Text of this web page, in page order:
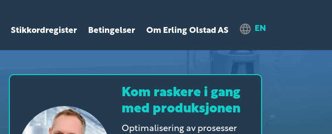
Stikkordregister Betingelser Om Erling Olstad AS EN
Kom raskere i gang
med produksjonen
Optimalisering av prosesser